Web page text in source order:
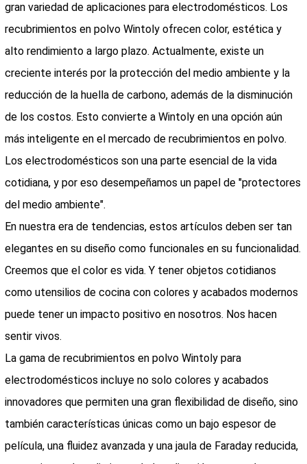
gran variedad de aplicaciones para electrodomésticos. Los
recubrimientos en polvo Wintoly ofrecen color, estética y
alto rendimiento a largo plazo. Actualmente, existe un
creciente interés por la protección del medio ambiente y la
reducción de la huella de carbono, además de la disminución
de los costos. Esto convierte a Wintoly en una opción aún
más inteligente en el mercado de recubrimientos en polvo.
Los electrodomésticos son una parte esencial de la vida
cotidiana, y por eso desempeñamos un papel de "protectores
del medio ambiente".
En nuestra era de tendencias, estos artículos deben ser tan
elegantes en su diseño como funcionales en su funcionalidad.
Creemos que el color es vida. Y tener objetos cotidianos
como utensilios de cocina con colores y acabados modernos
puede tener un impacto positivo en nosotros. Nos hacen
sentir vivos.
La gama de recubrimientos en polvo Wintoly para
electrodomésticos incluye no solo colores y acabados
innovadores que permiten una gran flexibilidad de diseño, sino
también características únicas como un bajo espesor de
película, una fluidez avanzada y una jaula de Faraday reducida,